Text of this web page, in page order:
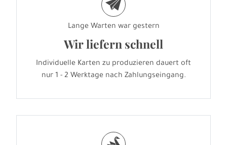
e
Lange Warten war gestern
Wir liefern schnell
Individuelle Karten zu produzieren dauert oft
nur 1 - 2 Werktage nach Zahlungseingang.